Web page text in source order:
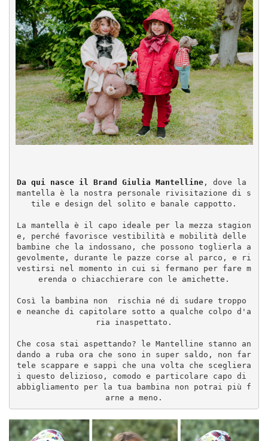
Da qui nasce il Brand Giulia Mantelline , dove la
mantella è la nostra personale rivisitazione di s
tile e design del solito e banale cappotto.
La mantella è il capo ideale per la mezza stagion
e, perché favorisce vestibilità e mobilità delle
bambine che la indossano, che possono toglierla a
gevolmente, durante le pazze corse al parco, e ri
vestirsi nel momento in cui si fermano per fare m
erenda o chiacchierare con le amichette.
Così la bambina non  rischia né di sudare troppo
e neanche di capitolare sotto a qualche colpo d'a
ria inaspettato.
Che cosa stai aspettando? le Mantelline stanno an
dando a ruba ora che sono in super saldo, non far
tele scappare e sappi che una volta che scegliera
i questo delizioso, comodo e particolare capo di
abbigliamento per la tua bambina non potrai più f
arne a meno.